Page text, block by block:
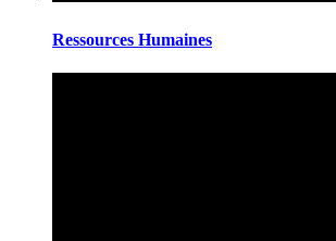
Ressources Humaines